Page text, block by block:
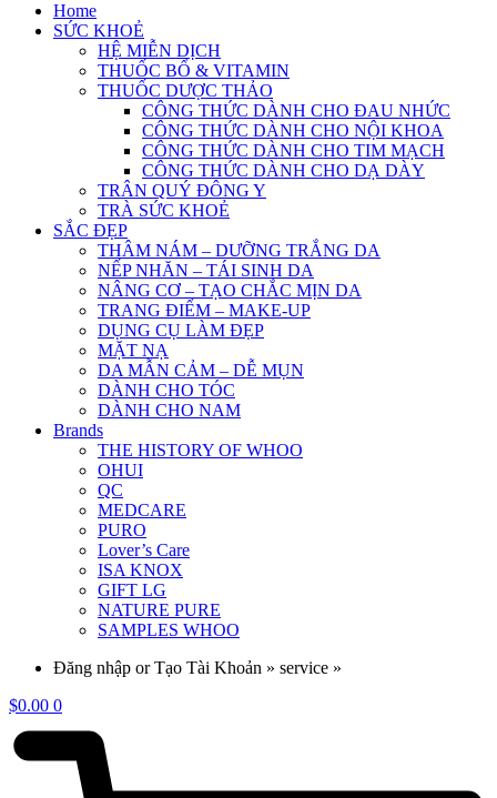
Home
SỨC KHOẺ
HỆ MIỄN DỊCH
THUỐC BỔ & VITAMIN
THUỐC DƯỢC THẢO
CÔNG THỨC DÀNH CHO ĐAU NHỨC
CÔNG THỨC DÀNH CHO NỘI KHOA
CÔNG THỨC DÀNH CHO TIM MẠCH
CÔNG THỨC DÀNH CHO DẠ DÀY
TRÂN QUÝ ĐÔNG Y
TRÀ SỨC KHOẺ
SẮC ĐẸP
THÂM NÁM – DƯỠNG TRẮNG DA
NẾP NHĂN – TÁI SINH DA
NÂNG CƠ – TẠO CHẮC MỊN DA
TRANG ĐIỂM – MAKE-UP
DỤNG CỤ LÀM ĐẸP
MẶT NẠ
DA MẪN CẢM – DỄ MỤN
DÀNH CHO TÓC
DÀNH CHO NAM
Brands
THE HISTORY OF WHOO
OHUI
QC
MEDCARE
PURO
Lover’s Care
ISA KNOX
GIFT LG
NATURE PURE
SAMPLES WHOO
Đăng nhập or Tạo Tài Khoản » service »
$0.00 0